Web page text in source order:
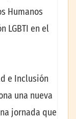
Humanos
LGBTI en el
e Inclusión
una nueva
jornada que